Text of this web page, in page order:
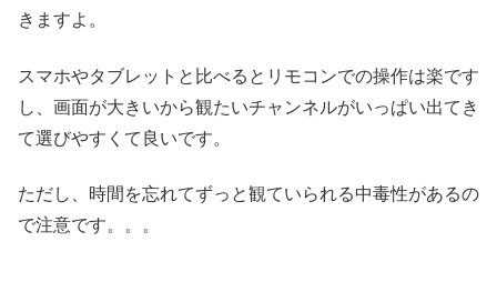
きますよ。
スマホやタブレットと比べるとリモコンでの操作は楽です
し、画面が大きいから観たいチャンネルがいっぱい出てき
て選びやすくて良いです。
ただし、時間を忘れてずっと観ていられる中毒性があるの
で注意です。。。